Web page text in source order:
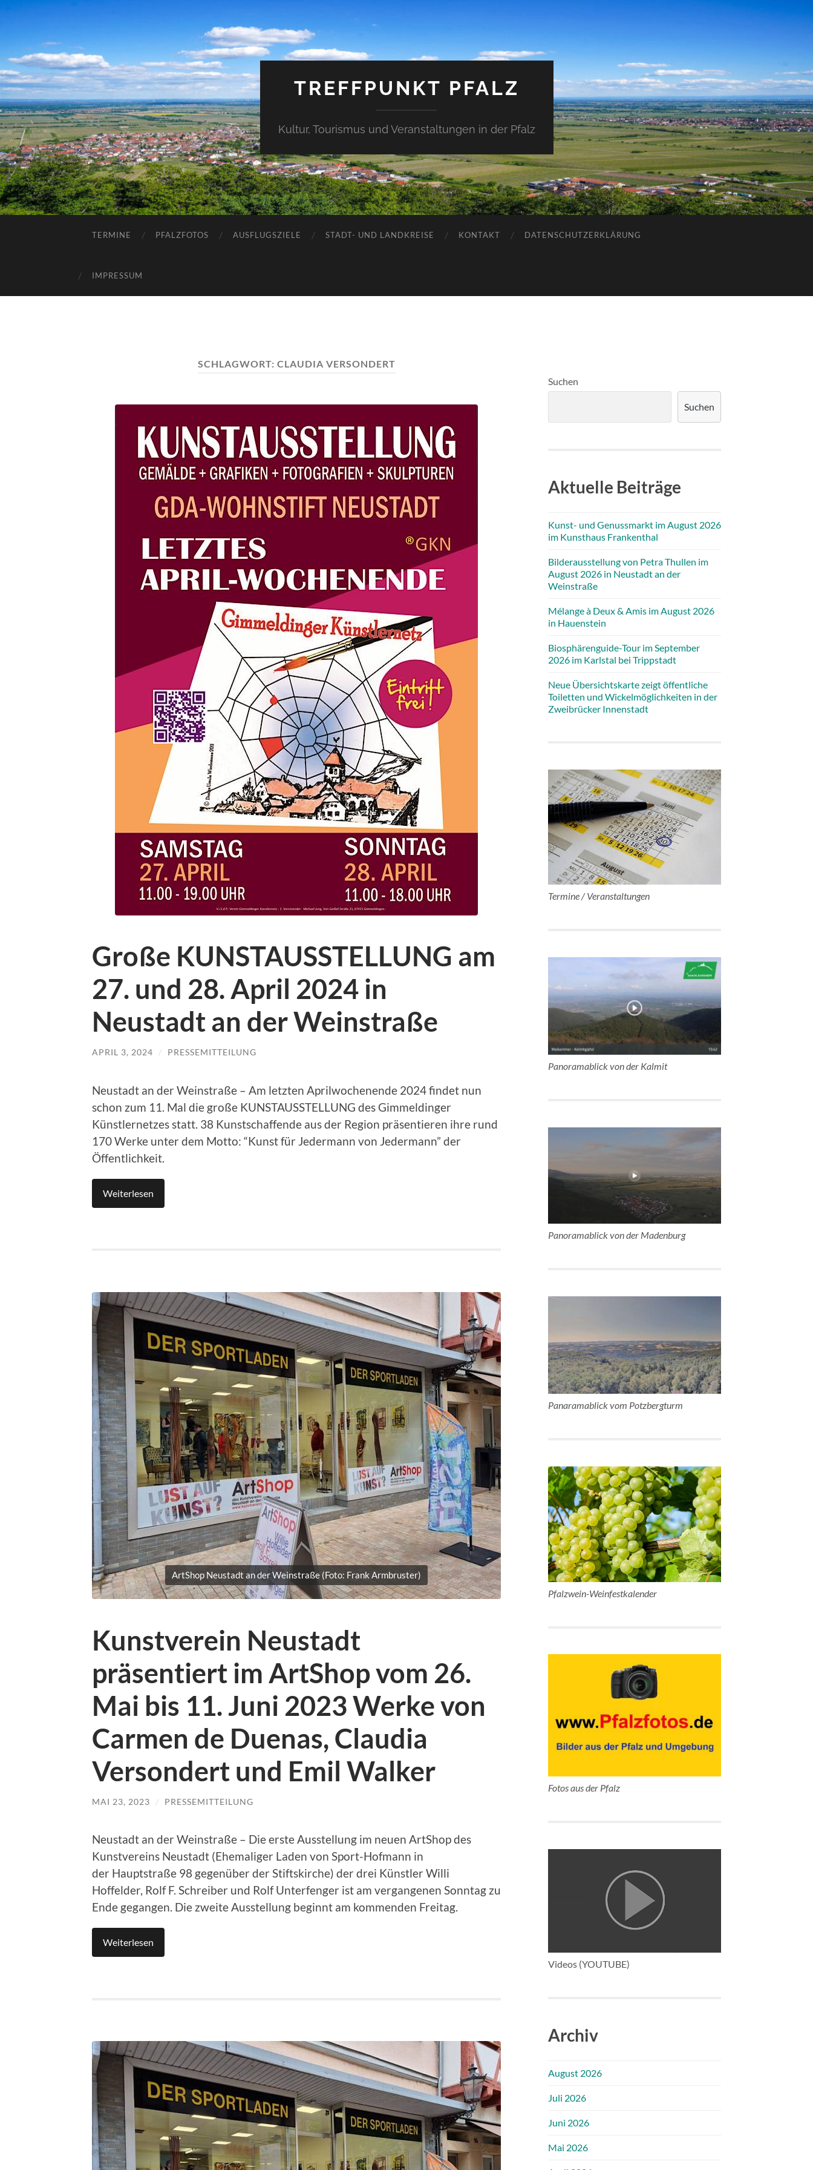
TREFFPUNKT PFALZ
Kultur, Tourismus und Veranstaltungen in der Pfalz
TERMINE PFALZFOTOS AUSFLUGSZIELE STADT- UND LANDKREISE KONTAKT DATENSCHUTZERKLÄRUNG
IMPRESSUM
SCHLAGWORT: CLAUDIA VERSONDERT
Große KUNSTAUSSTELLUNG am
27. und 28. April 2024 in
Neustadt an der Weinstraße
APRIL 3, 2024 / PRESSEMITTEILUNG
Neustadt an der Weinstraße – Am letzten Aprilwochenende 2024 findet nun
schon zum 11. Mal die große KUNSTAUSSTELLUNG des Gimmeldinger
Künstlernetzes statt. 38 Kunstschaffende aus der Region präsentieren ihre rund
170 Werke unter dem Motto: “Kunst für Jedermann von Jedermann” der
Öffentlichkeit.
Weiterlesen
ArtShop Neustadt an der Weinstraße (Foto: Frank Armbruster)
Kunstverein Neustadt
präsentiert im ArtShop vom 26.
Mai bis 11. Juni 2023 Werke von
Carmen de Duenas, Claudia
Versondert und Emil Walker
MAI 23, 2023 / PRESSEMITTEILUNG
Neustadt an der Weinstraße – Die erste Ausstellung im neuen ArtShop des
Kunstvereins Neustadt (Ehemaliger Laden von Sport-Hofmann in
der Hauptstraße 98 gegenüber der Stiftskirche) der drei Künstler Willi
Hoffelder, Rolf F. Schreiber und Rolf Unterfenger ist am vergangenen Sonntag zu
Ende gegangen. Die zweite Ausstellung beginnt am kommenden Freitag.
Weiterlesen
Suchen
Suchen
Aktuelle Beiträge
Kunst- und Genussmarkt im August 2026
im Kunsthaus Frankenthal
Bilderausstellung von Petra Thullen im
August 2026 in Neustadt an der
Weinstraße
Mélange à Deux & Amis im August 2026
in Hauenstein
Biosphärenguide-Tour im September
2026 im Karlstal bei Trippstadt
Neue Übersichtskarte zeigt öffentliche
Toiletten und Wickelmöglichkeiten in der
Zweibrücker Innenstadt
Termine / Veranstaltungen
Panoramablick von der Kalmit
Panoramablick von der Madenburg
Panaramablick vom Potzbergturm
Pfalzwein-Weinfestkalender
Fotos aus der Pfalz
Videos (YOUTUBE)
Archiv
August 2026
Juli 2026
Juni 2026
Mai 2026